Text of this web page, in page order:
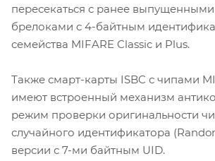
пересекаться с ранее
брелоками c 4-байтным
семейства MIFARE Classic и Plus.
Также смарт-карты ISBC с чипами
имеют встроенный механизм
режим проверки оригинальности
случайного идентификатора
версии с 7-ми байтным UID.